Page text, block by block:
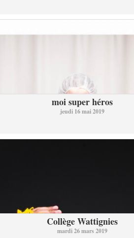
moi super héros
jeudi 16 mai 2019
Collège Wattignies
mardi 26 mars 2019